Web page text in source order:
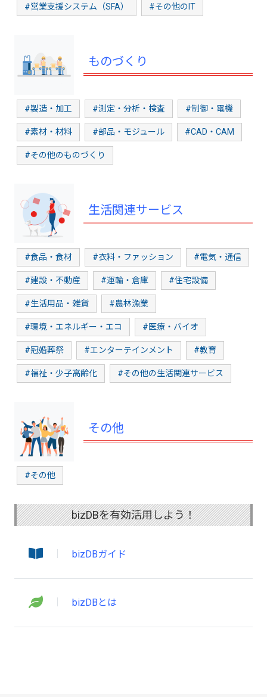
#営業支援システム（SFA） #その他のIT
ものづくり
#製造・加工 #測定・分析・検査 #制御・電機
#素材・材料 #部品・モジュール #CAD・CAM
#その他のものづくり
生活関連サービス
#食品・食材 #衣料・ファッション #電気・通信
#建設・不動産 #運輸・倉庫 #住宅設備
#生活用品・雑貨 #農林漁業
#環境・エネルギー・エコ #医療・バイオ
#冠婚葬祭 #エンターテインメント #教育
#福祉・少子高齢化 #その他の生活関連サービス
その他
#その他
bizDBを有効活用しよう！
bizDBガイド
bizDBとは